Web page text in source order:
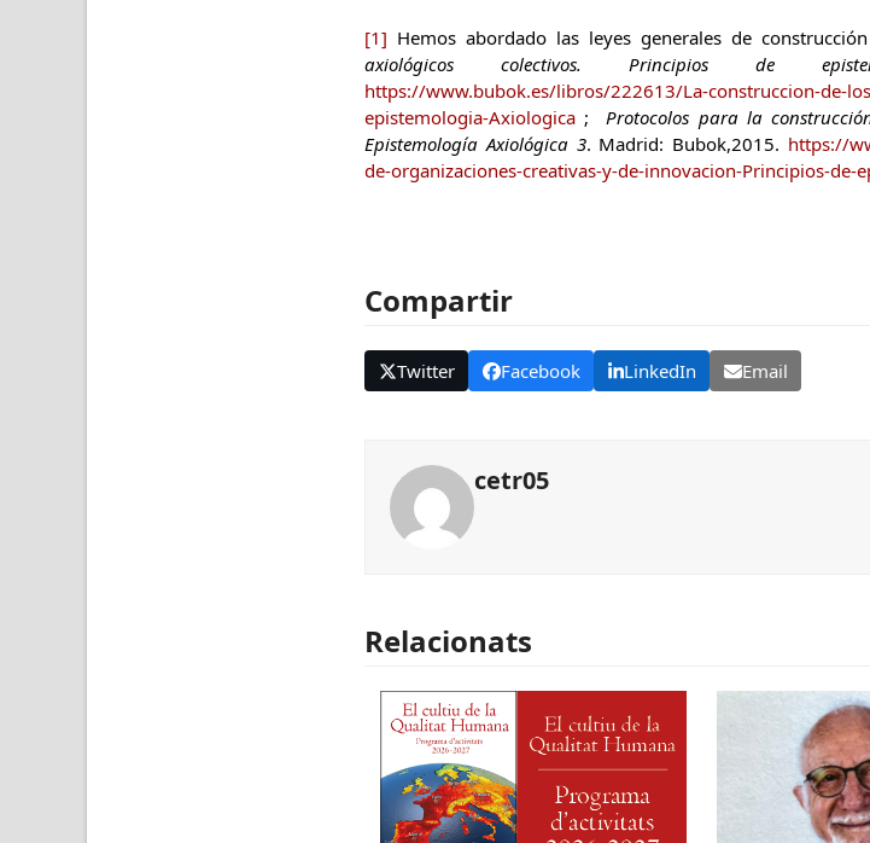
[1] Hemos abordado las leyes generales de
axiológicos colectivos. Principios de
https://www.bubok.es/libros/222613/La-construccion-de-
epistemologia-Axiologica ;Protocolos para la
Epistemología Axiológica 3. Madrid: Bubok,2015. https://
de-organizaciones-creativas-y-de-innovacion-Principios-de-
Compartir
Twitter Facebook LinkedIn Email
cetr05
Relacionats